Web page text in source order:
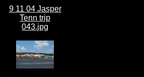
9 11 04 Jasper
Tenn trip
043.jpg